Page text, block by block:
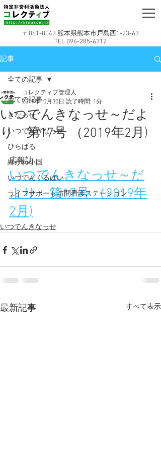
〒861-8043 熊本県熊本市戸島西1-23-63
TEL 096-285-6312
記事
全ての記事
きなっせ
いつでんきなっせ
ひらばる
縁がわ小国
いつでんくるばい
ライフサポート訪問看護ステーション
全ての記事
いつでんきなっせ～だよ
り 第17号 （2019年2月)
コレクティブ管理人
2019年10月30日 読了時間: 1分
広報誌
いつでんきなっせ～だ
より　第17号 （2019年
2月)
いつでんきなっせ
最新記事 すべて表示